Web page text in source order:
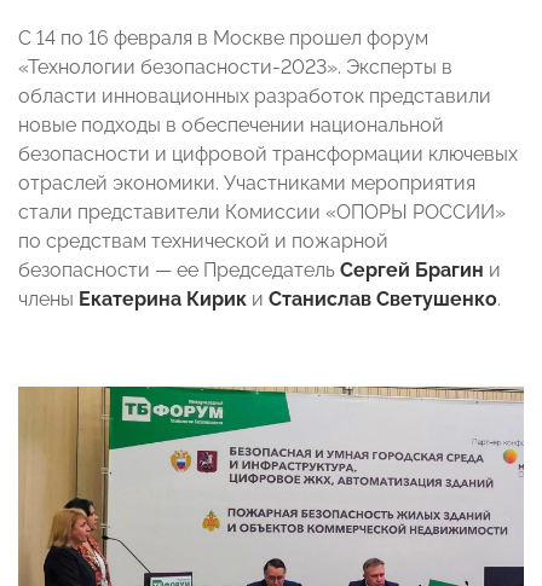
С 14 по 16 февраля в Москве прошел форум
«Технологии безопасности-2023». Эксперты в
области инновационных разработок представили
новые подходы в обеспечении национальной
безопасности и цифровой трансформации ключевых
отраслей экономики. Участниками мероприятия
стали представители Комиссии «ОПОРЫ РОССИИ»
по средствам технической и пожарной
безопасности — ее Председатель Сергей Брагин и
члены Екатерина Кирик и Станислав Светушенко.